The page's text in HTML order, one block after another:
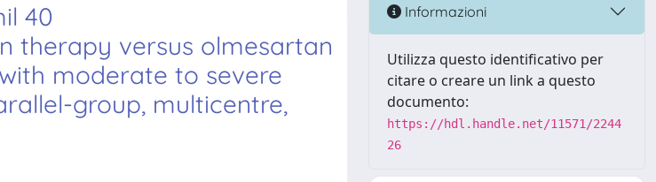
40
therapy versus olmesartan
moderate to severe
group, multicentre,
Informazioni
Utilizza questo identificativo per
citare o creare un link a questo
documento:
https://hdl.handle.net/11571/2244
26